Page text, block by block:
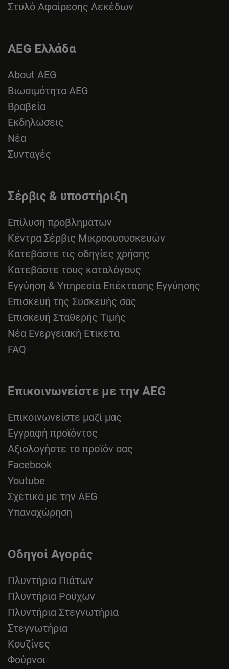
Στυλό Αφαίρεσης Λεκέδων
AEG Ελλάδα
About AEG
Βιωσιμότητα AEG
Βραβεία
Εκδηλώσεις
Νέα
Συνταγές
Σέρβις & υποστήριξη
Επίλυση προβλημάτων
Κέντρα Σέρβις Μικροσυσυσκευών
Κατεβάστε τις οδηγίες χρήσης
Κατεβάστε τους καταλόγους
Εγγύηση & Υπηρεσία Επέκτασης Εγγύησης
Επισκευή της Συσκευής σας
Επισκευή Σταθερής Τιμής
Νέα Ενεργειακή Ετικέτα
FAQ
Επικοινωνείστε με την AEG
Επικοινωνείστε μαζί μας
Εγγραφή προϊόντος
Αξιολογήστε το προϊόν σας
Facebook
Youtube
Σχετικά με την AEG
Υπαναχώρηση
Οδηγοί Αγοράς
Πλυντήρια Πιάτων
Πλυντήρια Ρούχων
Πλυντήρια Στεγνωτήρια
Στεγνωτήρια
Κουζίνες
Φούρνοι